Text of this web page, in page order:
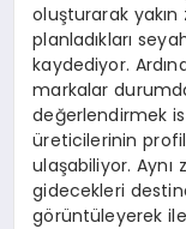
oluşturarak
planladıkları
kaydediyor.
markalar
değerlendirmek
üreticilerinin
ulaşabiliyor.
gidecekleri
görüntüleyerek